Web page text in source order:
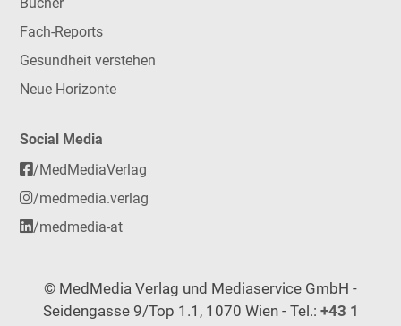
Fach-Reports
Gesundheit verstehen
Neue Horizonte
Social Media
/MedMediaVerlag
/medmedia.verlag
/medmedia-at
© MedMedia Verlag und Mediaservice GmbH -
Seidengasse 9/Top 1.1, 1070 Wien - Tel.: +43 1